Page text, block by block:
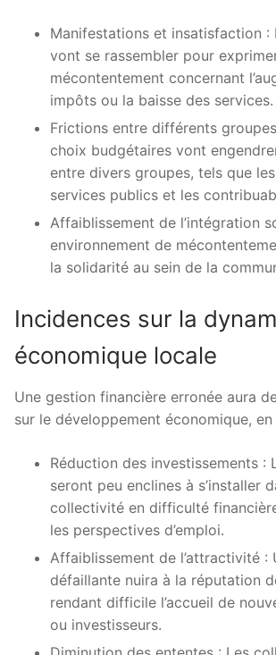
Manifestations et insatisfaction :
vont se rassembler pour
mécontentement concernant
impôts ou la baisse des services.
Frictions entre différents
choix budgétaires vont
entre divers groupes, tels que
services publics et les
Affaiblissement de l’intégration
environnement de
la solidarité au sein de la
Incidences sur la
économique locale
Une gestion financière erronée aura
sur le développement économique,
Réduction des investissements :
seront peu enclines à s’installer
collectivité en difficulté
les perspectives d’emploi.
Affaiblissement de l’attractivité :
défaillante nuira à la réputation
rendant difficile l’accueil de
ou investisseurs.